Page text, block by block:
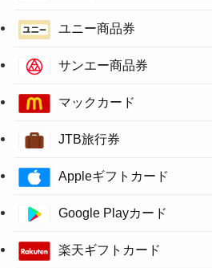
ユニー商品券
サンエー商品券
マックカード
JTB旅行券
Appleギフトカード
Google Playカード
楽天ギフトカード